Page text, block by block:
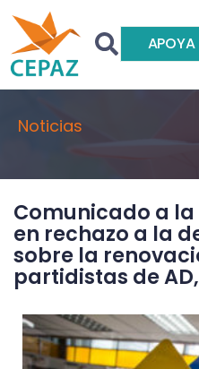
APOYA
Noticias
Comunicado a
en rechazo a la
sobre la
partidistas de AD,